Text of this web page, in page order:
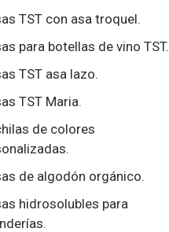
TST con asa troquel.
para botellas de vino TST.
TST asa lazo.
TST Maria.
de colores
de algodón orgánico.
hidrosolubles para